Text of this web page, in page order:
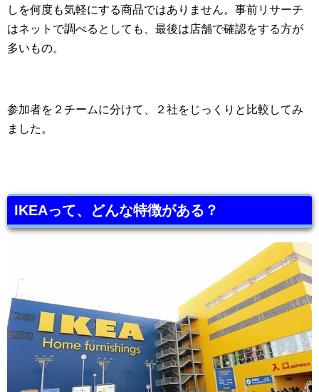
しを何度も気軽にする商品ではありません。事前リサーチ
はネットで調べるとしても、最後は店舗で確認をする方が
多いもの。
参加者を２チームに分けて、２社をじっくりと比較してみ
ました。
IKEAって、どんな特徴がある？